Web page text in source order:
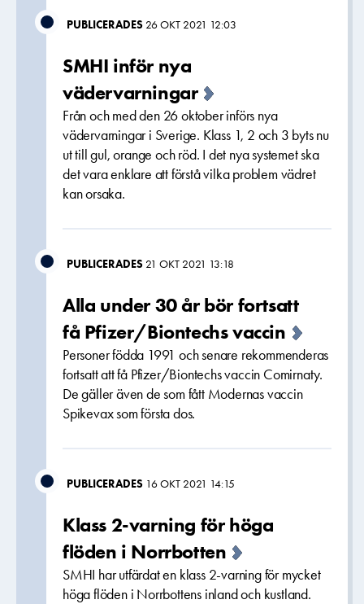
PUBLICERADES 26 OKT 2021 12:03
SMHI inför nya
vädervarningar
Från och med den 26 oktober införs nya
vädervarningar i Sverige. Klass 1, 2 och 3 byts nu
ut till gul, orange och röd. I det nya systemet ska
det vara enklare att förstå vilka problem vädret
kan orsaka.
PUBLICERADES 21 OKT 2021 13:18
Alla under 30 år bör fortsatt
få Pfizer/Biontechs vaccin
Personer födda 1991 och senare rekommenderas
fortsatt att få Pfizer/Biontechs vaccin Comirnaty.
De gäller även de som fått Modernas vaccin
Spikevax som första dos.
PUBLICERADES 16 OKT 2021 14:15
Klass 2-varning för höga
flöden i Norrbotten
SMHI har utfärdat en klass 2-varning för mycket
höga flöden i Norrbottens inland och kustland.